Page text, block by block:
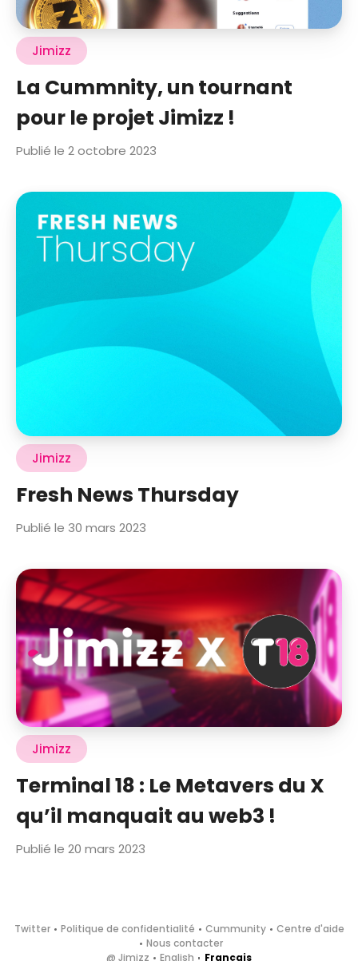
Jimizz
La Cummnity, un tournant
pour le projet Jimizz !
Publié le 2 octobre 2023
Jimizz
Fresh News Thursday
Publié le 30 mars 2023
Jimizz
Terminal 18 : Le Metavers du X
qu’il manquait au web3 !
Publié le 20 mars 2023
Twitter Politique de confidentialité Cummunity
Centre d'aide
Nous contacter
@ Jimizz
English Français